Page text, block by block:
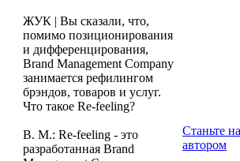
ЖУК | Вы сказали, что,
помимо позиционирования
и дифференцирования,
Brand Management Company
занимается рефилингом
брэндов, товаров и услуг.
Что такое Re-feeling?
В. М.: Re-feeling - это
разработанная Brand
Станьте
автором